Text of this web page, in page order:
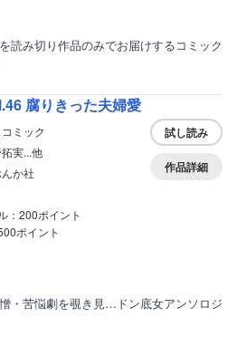
読み切り作品のみでお届けするコミック
腐りきった夫婦愛
ミック
実...他
か社
：200ポイント
ポイント
試し読み
作品詳細
・苦悩劇を覗き見…ドン底女アンソロジ